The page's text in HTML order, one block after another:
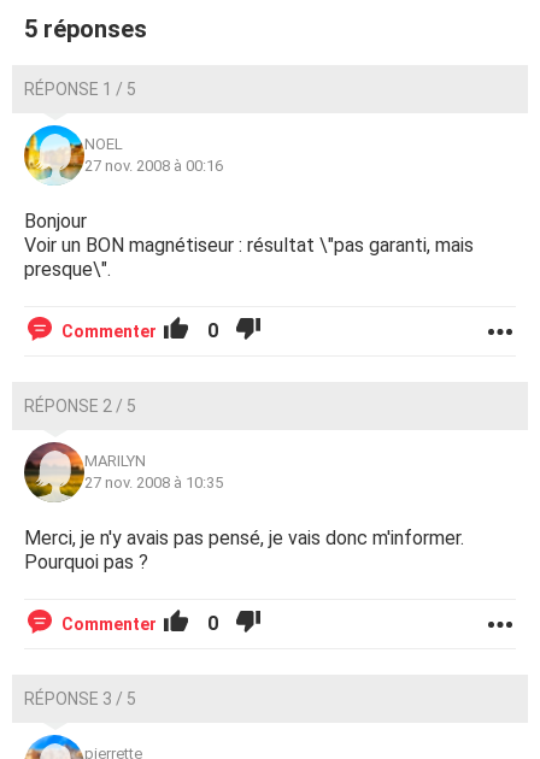
5 réponses
RÉPONSE 1 / 5
NOEL
27 nov. 2008 à 00:16
Bonjour
Voir un BON magnétiseur : résultat \"pas garanti, mais
presque\".
Commenter 0
RÉPONSE 2 / 5
MARILYN
27 nov. 2008 à 10:35
Merci, je n'y avais pas pensé, je vais donc m'informer.
Pourquoi pas ?
Commenter 0
RÉPONSE 3 / 5
pierrette